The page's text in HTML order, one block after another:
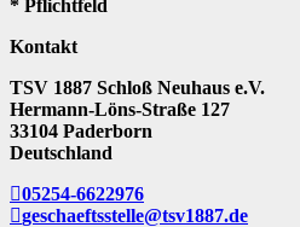
* Pflichtfeld
Kontakt
TSV 1887 Schloß Neuhaus e.V.
Hermann-Löns-Straße 127
33104 Paderborn
Deutschland
05254-6622976
geschaeftsstelle@tsv1887.de